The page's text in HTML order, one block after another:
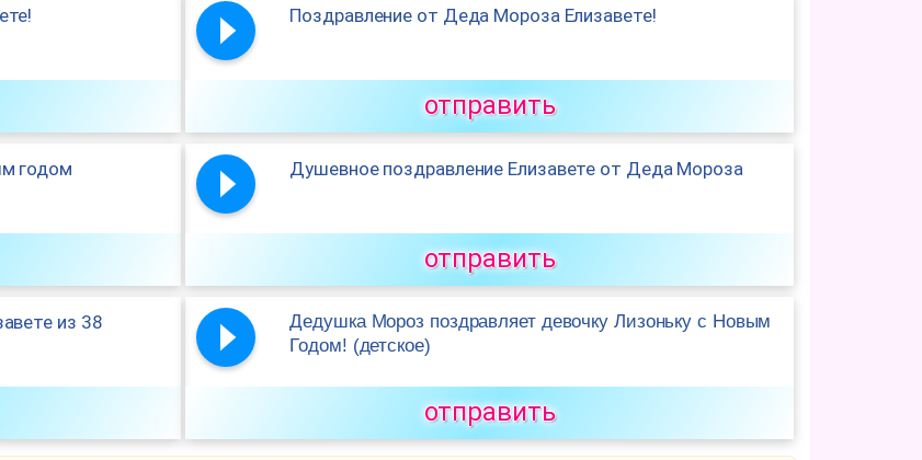
Поздравление от Деда Мороза Елизавете!
отправить
годом Душевное поздравление Елизавете от Деда Мороза
отправить
из 38
Дедушка Мороз поздравляет девочку Лизоньку с Новым
Годом! (детское)
отправить